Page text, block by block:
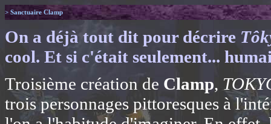
> Sanctuaire Clamp
On a déjà tout dit pour décrire
cool. Et si c'était seulement...
Troisième création de Clamp,
trois personnages pittoresques à